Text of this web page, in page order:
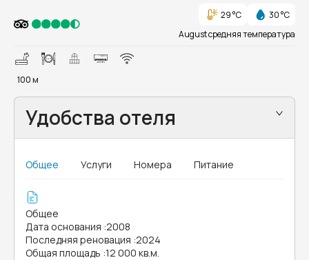
29 °C
30 °C
August средняя температура
100 м
Удобства отеля
Общее Услуги Номера Питание
Общее
Дата основания :2008
Последняя реновация :2024
Общая площадь :12 000 кв.м.